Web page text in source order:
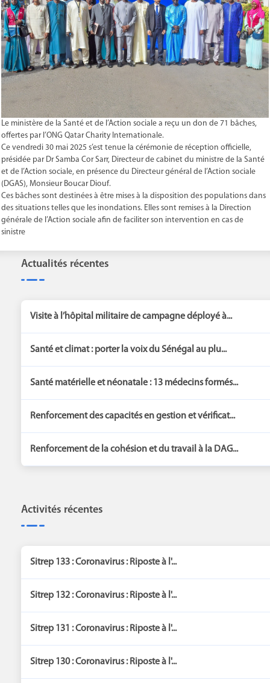
Le ministère de la Santé et de l’Action sociale a reçu un don de 71 bâches,
offertes par l’ONG Qatar Charity Internationale.
Ce vendredi 30 mai 2025 s’est tenue la cérémonie de réception officielle,
présidée par Dr Samba Cor Sarr, Directeur de cabinet du ministre de la Santé
et de l’Action sociale, en présence du Directeur général de l’Action sociale
(DGAS), Monsieur Boucar Diouf.
Ces bâches sont destinées à être mises à la disposition des populations dans
des situations telles que les inondations. Elles sont remises à la Direction
générale de l’Action sociale afin de faciliter son intervention en cas de
sinistre
Actualités récentes
Visite à l’hôpital militaire de campagne déployé à...
Santé et climat : porter la voix du Sénégal au plu...
Santé matérielle et néonatale : 13 médecins formés...
Renforcement des capacités en gestion et vérificat...
Renforcement de la cohésion et du travail à la DAG...
Activités récentes
Sitrep 133 : Coronavirus : Riposte à l'...
Sitrep 132 : Coronavirus : Riposte à l'...
Sitrep 131 : Coronavirus : Riposte à l'...
Sitrep 130 : Coronavirus : Riposte à l'...